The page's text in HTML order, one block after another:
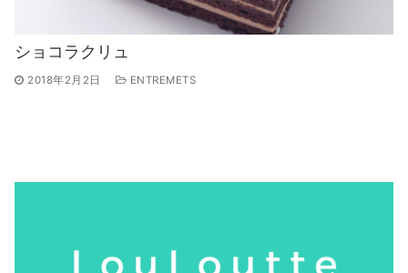
ショコラクリュ
2018年2月2日 ENTREMETS